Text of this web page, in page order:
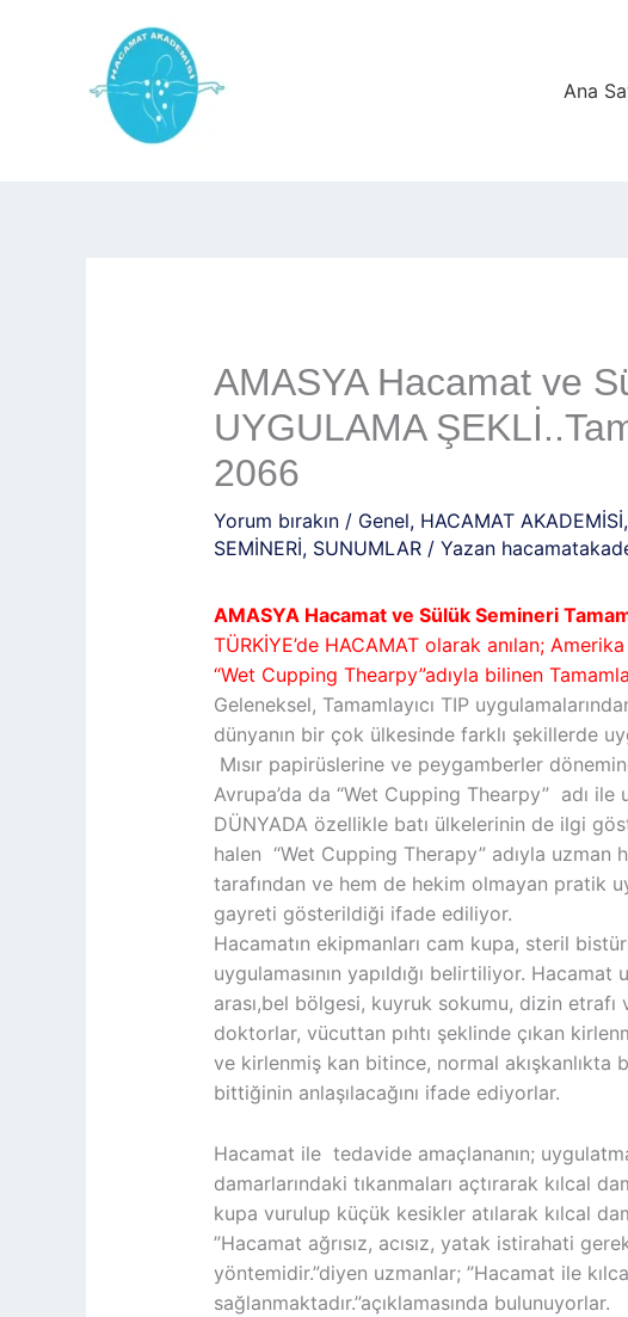
Ana
AMASYA Hacamat ve
UYGULAMA
2066
Yorum bırakın / Genel, HACAMAT AKADEMİSİ,
SEMİNERİ, SUNUMLAR/ Yazan
AMASYA Hacamat ve Sülük Semineri
TÜRKİYE’de HACAMAT olarak anılan;
“Wet Cupping Thearpy”adıyla bilinen
Geleneksel, Tamamlayıcı TIP
dünyanın bir çok ülkesinde farklı şekillerde
Mısır papirüslerine ve peygamberler
Avrupa’da da “Wet Cupping Thearpy” adı ile
DÜNYADA özellikle batı ülkelerinin de ilgi
halen “Wet Cupping Therapy” adıyla uzman
tarafından ve hem de hekim olmayan pratik
gayreti gösterildiği ifade ediliyor.
Hacamatın ekipmanları cam kupa, steril
uygulamasının yapıldığı belirtiliyor.
arası,bel bölgesi, kuyruk sokumu, dizin
doktorlar, vücuttan pıhtı şeklinde çıkan
ve kirlenmiş kan bitince, normal akışkanlıkta
bittiğinin anlaşılacağını ifade ediyorlar.
Hacamat ile tedavide amaçlananın;
damarlarındaki tıkanmaları açtırarak kılcal
kupa vurulup küçük kesikler atılarak kılcal
”Hacamat ağrısız, acısız, yatak istirahati
yöntemidir.”diyen uzmanlar; ”Hacamat ile
sağlanmaktadır.”açıklamasında bulunuyorlar.